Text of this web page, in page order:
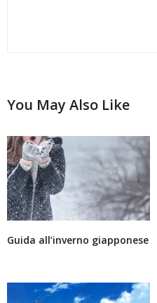
You May Also Like
Guida all’inverno giapponese